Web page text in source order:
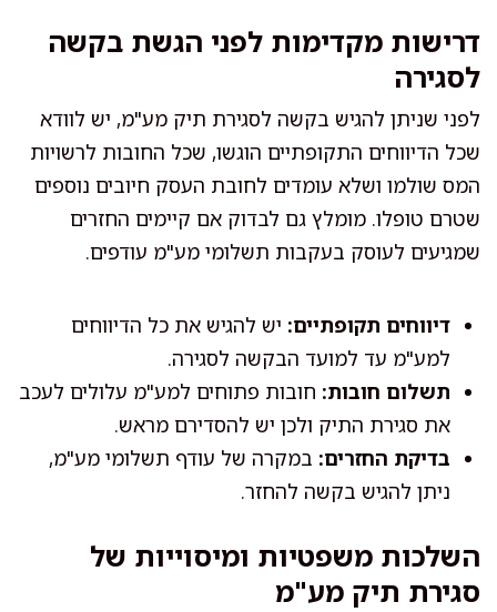
דרישות מקדימות לפני הגשת בקשה
לסגירה
לפני שניתן להגיש בקשה לסגירת תיק מע"מ, יש לוודא
שכל הדיווחים התקופתיים הוגשו, שכל החובות לרשויות
המס שולמו ושלא עומדים לחובת העסק חיובים נוספים
שטרם טופלו. מומלץ גם לבדוק אם קיימים החזרים
שמגיעים לעוסק בעקבות תשלומי מע"מ עודפים.
דיווחים תקופתיים: יש להגיש את כל הדיווחים
למע"מ עד למועד הבקשה לסגירה.
תשלום חובות: חובות פתוחים למע"מ עלולים לעכב
את סגירת התיק ולכן יש להסדירם מראש.
בדיקת החזרים: במקרה של עודף תשלומי מע"מ,
ניתן להגיש בקשה להחזר.
השלכות משפטיות ומיסוייות של
סגירת תיק מע"מ